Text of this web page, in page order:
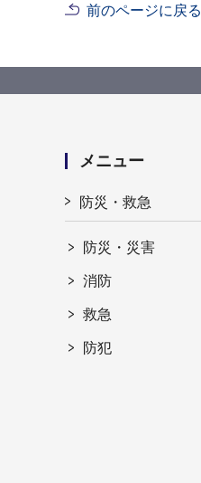
前のページに戻る
メニュー
防災・救急
防災・災害
消防
救急
防犯